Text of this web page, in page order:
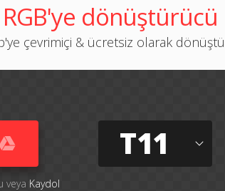
dönüştürücü
çevrimiçi & ücretsiz olarak
veya Kaydol
T11